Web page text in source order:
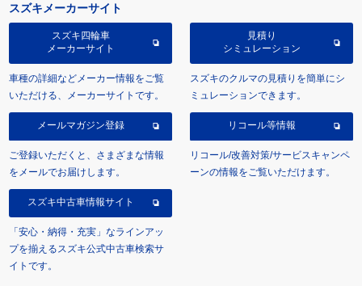
スズキメーカーサイト
スズキ四輪車
メーカーサイト
車種の詳細などメーカー情報をご覧
いただける、メーカーサイトです。
見積り
シミュレーション
スズキのクルマの見積りを簡単にシ
ミュレーションできます。
メールマガジン登録
ご登録いただくと、さまざまな情報
をメールでお届けします。
リコール等情報
リコール/改善対策/サービスキャンペ
ーンの情報をご覧いただけます。
スズキ中古車情報サイト
「安心・納得・充実」なラインアッ
プを揃えるスズキ公式中古車検索サ
イトです。